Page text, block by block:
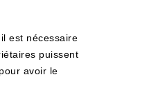
est nécessaire
puissent
avoir le